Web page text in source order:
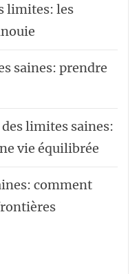
limites: les
saines: prendre
limites saines:
vie équilibrée
comment